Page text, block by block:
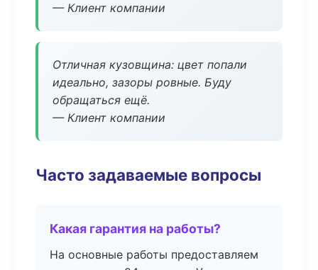
— Клиент компании
Отличная кузовщина: цвет попали
идеально, зазоры ровные. Буду
обращаться ещё.
— Клиент компании
Часто задаваемые вопросы
Какая гарантия на работы?
На основные работы предоставляем